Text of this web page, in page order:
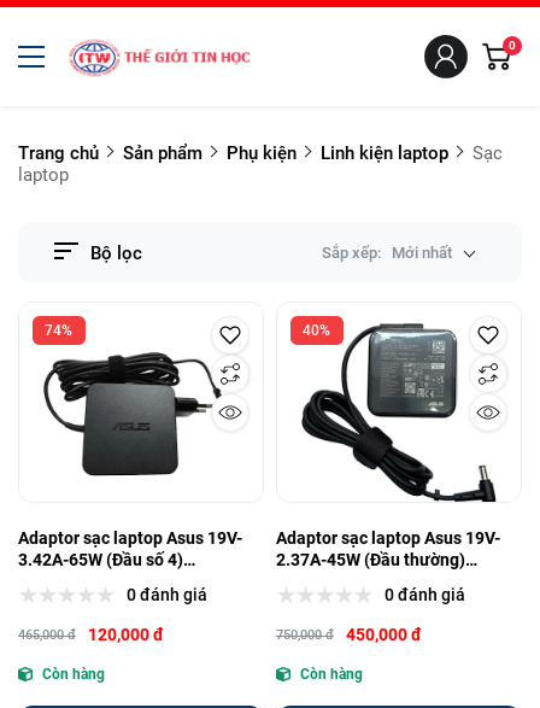
0
Trang chủ Sản phẩm Phụ kiện Linh kiện laptop
Sạc
laptop
Bộ lọc Sắp xếp: Mới nhất
74%
Adaptor sạc laptop Asus 19V-
3.42A-65W (Đầu số 4)
Hàng trưng bày0 đánh giá
465,000 đ 120,000 đ
Còn hàng
40%
Adaptor sạc laptop Asus 19V-
2.37A-45W (Đầu thường)
0 đánh giá
750,000 đ 450,000 đ
Còn hàng